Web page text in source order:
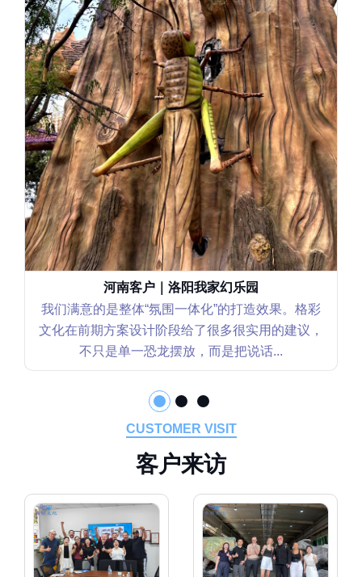
河南客户｜洛阳我家幻乐园
我们满意的是整体“氛围一体化”的打造效果。格彩
文化在前期方案设计阶段给了很多很实用的建议，
不只是单一恐龙摆放，而是把说话...
CUSTOMER VISIT
客户来访